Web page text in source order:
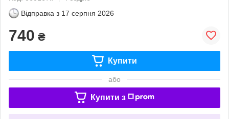
Відправка з 17 серпня 2026
740 ₴
Купити
або
Купити з